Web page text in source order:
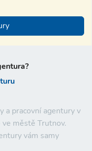
a pracovní agentury v
městě Trutnov.
vám samy